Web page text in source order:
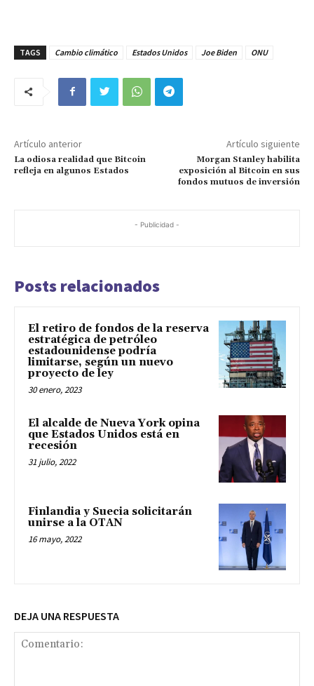
TAGS Cambio climático Estados Unidos Joe Biden ONU
Artículo anterior
La odiosa realidad que Bitcoin
refleja en algunos Estados
Artículo siguiente
Morgan Stanley habilita
exposición al Bitcoin en sus
fondos mutuos de inversión
- Publicidad -
Posts relacionados
El retiro de fondos de la reserva
estratégica de petróleo
estadounidense podría
limitarse, según un nuevo
proyecto de ley
30 enero, 2023
El alcalde de Nueva York opina
que Estados Unidos está en
recesión
31 julio, 2022
Finlandia y Suecia solicitarán
unirse a la OTAN
16 mayo, 2022
DEJA UNA RESPUESTA